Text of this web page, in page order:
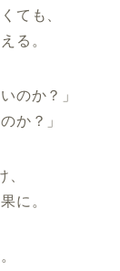
ても、
る。
のか？」
か？」
、
に。